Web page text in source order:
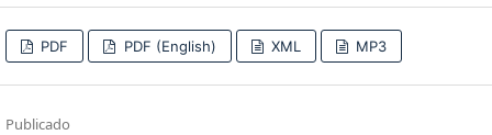
PDF PDF (English) XML MP3
Publicado